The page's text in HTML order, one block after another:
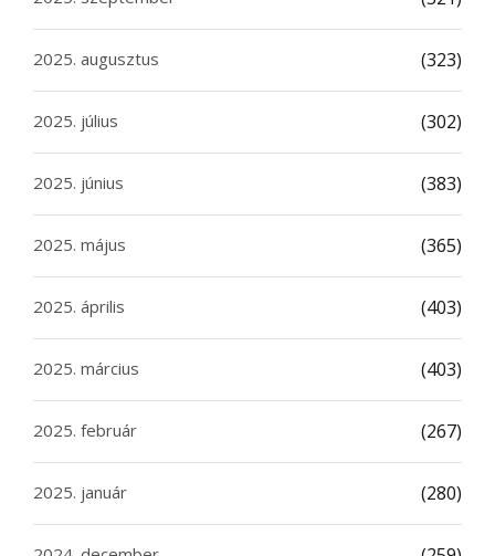
2025. augusztus (323)
2025. július (302)
2025. június (383)
2025. május (365)
2025. április (403)
2025. március (403)
2025. február (267)
2025. január (280)